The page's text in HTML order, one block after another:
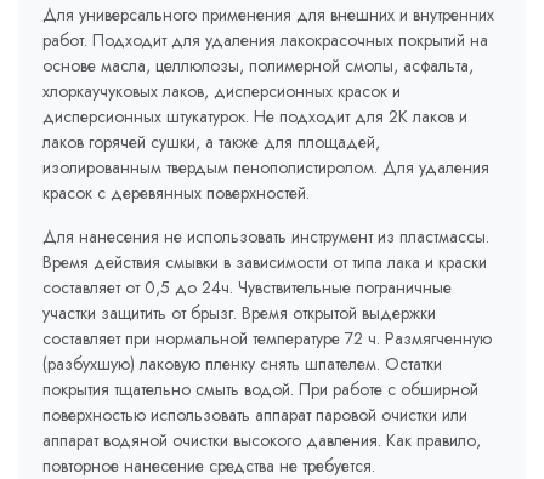
Для универсального применения для внешних и внутренних
работ. Подходит для удаления лакокрасочных покрытий на
основе масла, целлюлозы, полимерной смолы, асфальта,
хлоркаучуковых лаков, дисперсионных красок и
дисперсионных штукатурок. Не подходит для 2К лаков и
лаков горячей сушки, а также для площадей,
изолированным твердым пенополистиролом. Для удаления
красок с деревянных поверхностей.
Для нанесения не использовать инструмент из пластмассы.
Время действия смывки в зависимости от типа лака и краски
составляет от 0,5 до 24ч. Чувствительные пограничные
участки защитить от брызг. Время открытой выдержки
составляет при нормальной температуре 72 ч. Размягченную
(разбухшую) лаковую пленку снять шпателем. Остатки
покрытия тщательно смыть водой. При работе с обширной
поверхностью использовать аппарат паровой очистки или
аппарат водяной очистки высокого давления. Как правило,
повторное нанесение средства не требуется.